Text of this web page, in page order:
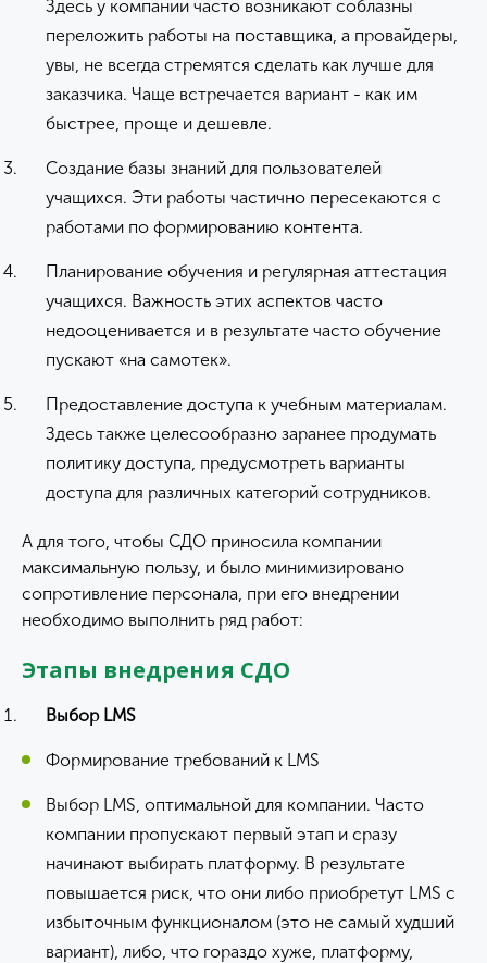
Здесь у компании часто возникают соблазны
переложить работы на поставщика, а провайдеры,
увы, не всегда стремятся сделать как лучше для
заказчика. Чаще встречается вариант - как им
быстрее, проще и дешевле.
Создание базы знаний для пользователей
учащихся. Эти работы частично пересекаются с
работами по формированию контента.
Планирование обучения и регулярная аттестация
учащихся. Важность этих аспектов часто
недооценивается и в результате часто обучение
пускают «на самотек».
Предоставление доступа к учебным материалам.
Здесь также целесообразно заранее продумать
политику доступа, предусмотреть варианты
доступа для различных категорий сотрудников.
А для того, чтобы СДО приносила компании
максимальную пользу, и было минимизировано
сопротивление персонала, при его внедрении
необходимо выполнить ряд работ:
Этапы внедрения СДО
Выбор LMS
Формирование требований к LMS
Выбор LMS, оптимальной для компании. Часто
компании пропускают первый этап и сразу
начинают выбирать платформу. В результате
повышается риск, что они либо приобретут LMS с
избыточным функционалом (это не самый худший
вариант), либо, что гораздо хуже, платформу,